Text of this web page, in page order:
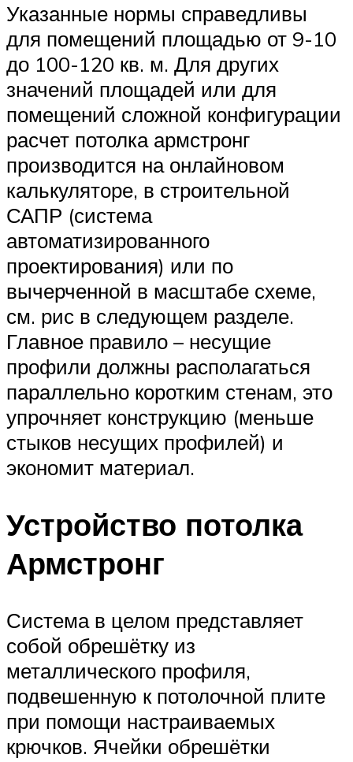
Указанные нормы справедливы
для помещений площадью от 9-10
до 100-120 кв. м. Для других
значений площадей или для
помещений сложной конфигурации
расчет потолка армстронг
производится на онлайновом
калькуляторе, в строительной
САПР (система
автоматизированного
проектирования) или по
вычерченной в масштабе схеме,
см. рис в следующем разделе.
Главное правило – несущие
профили должны располагаться
параллельно коротким стенам, это
упрочняет конструкцию (меньше
стыков несущих профилей) и
экономит материал.
Устройство потолка
Армстронг
Система в целом представляет
собой обрешётку из
металлического профиля,
подвешенную к потолочной плите
при помощи настраиваемых
крючков. Ячейки обрешётки